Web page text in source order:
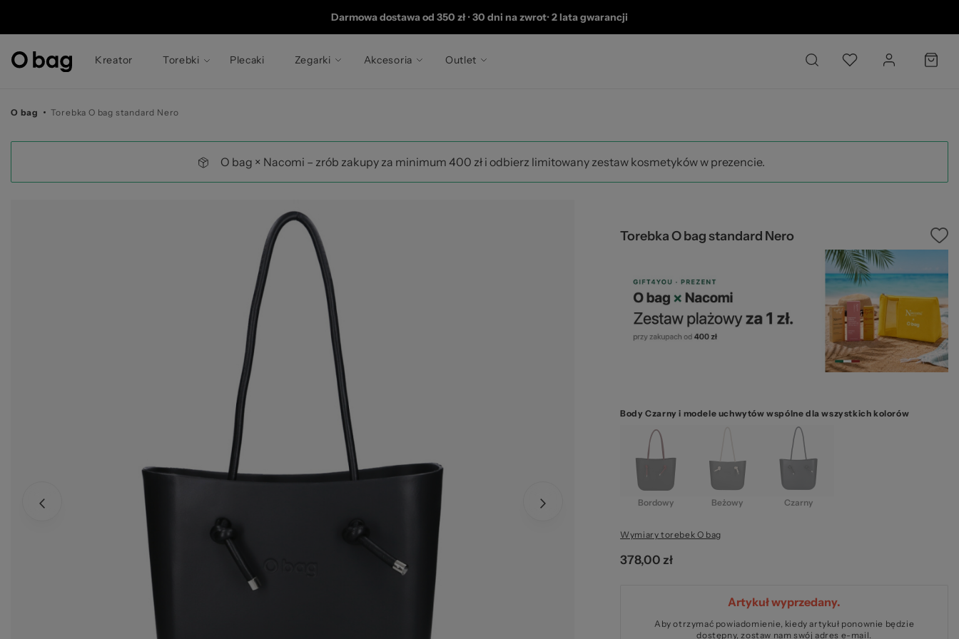
© 2026
Darmowa dostawa od 350 zł •30 dni na zwrot•2 lata gwarancji
Kreator Torebki Plecaki Zegarki Akcesoria Outlet
O bag Torebka O bag standard Nero
O bag × Nacomi – zrób zakupy za minimum 400 zł i odbierz limitowany zestaw kosmetyków w prezencie.
Torebka O bag standard Nero
Body Czarny i modele uchwytów wspólne dla wszystkich kolorów
Bordowy Beżowy Czarny
Wymiary torebek O bag
378,00 zł
Artykuł wyprzedany.
Aby otrzymać powiadomienie, kiedy artykuł ponownie będzie
dostępny, zostaw nam swój adres e-mail.